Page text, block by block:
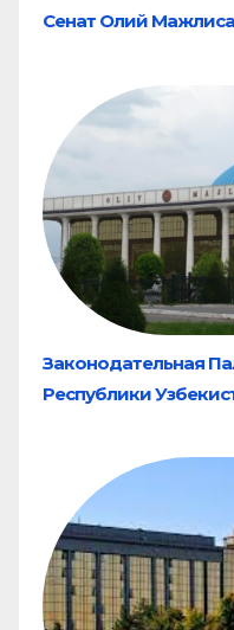
Сенат Олий
Законодательная
Республики